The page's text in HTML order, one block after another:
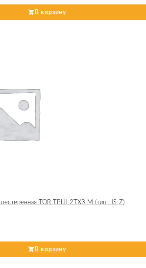
В корзину
TOR ТРШ 2ТХ3 М (тип HS-Z)
В корзину